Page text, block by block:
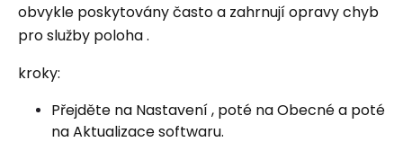
obvykle poskytovány často a zahrnují opravy chyb
pro služby poloha .
kroky:
Přejděte na Nastavení , poté na Obecné a poté
na Aktualizace softwaru.